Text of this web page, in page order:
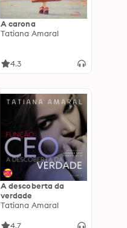
A carona
Tatiana Amaral
4.3
A descoberta da
verdade
Tatiana Amaral
4.7